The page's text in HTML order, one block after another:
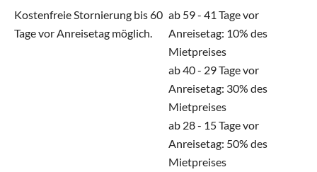
Kostenfreie Stornierung bis 60
Tage vor Anreisetag möglich.
ab 59 - 41 Tage vor
Anreisetag: 10% des
Mietpreises
ab 40 - 29 Tage vor
Anreisetag: 30% des
Mietpreises
ab 28 - 15 Tage vor
Anreisetag: 50% des
Mietpreises